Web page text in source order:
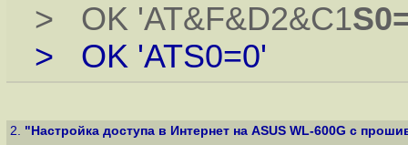
> OK 'AT&F&D2&C1
> OK 'ATS0=0'
2. "Настройка доступа в Интернет на ASUS WL-600G с